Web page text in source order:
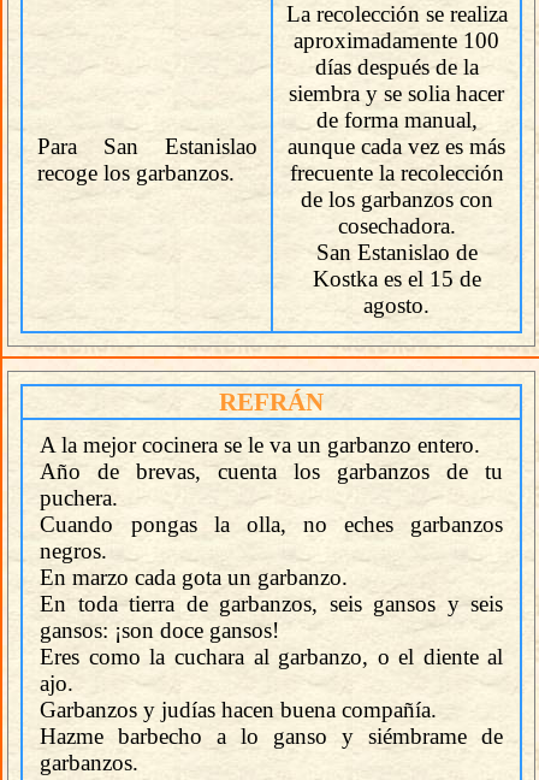
Para San Estanislao
recoge los garbanzos.
La recolección se realiza
aproximadamente 100
días después de la
siembra y se solia hacer
de forma manual,
aunque cada vez es más
frecuente la recolección
de los garbanzos con
cosechadora.
San Estanislao de
Kostka es el 15 de
agosto.
REFRÁN
A la mejor cocinera se le va un garbanzo entero.
Año de brevas, cuenta los garbanzos de tu
puchera.
Cuando pongas la olla, no eches garbanzos
negros.
En marzo cada gota un garbanzo.
En toda tierra de garbanzos, seis gansos y seis
gansos: ¡son doce gansos!
Eres como la cuchara al garbanzo, o el diente al
ajo.
Garbanzos y judías hacen buena compañía.
Hazme barbecho a lo ganso y siémbrame de
garbanzos.